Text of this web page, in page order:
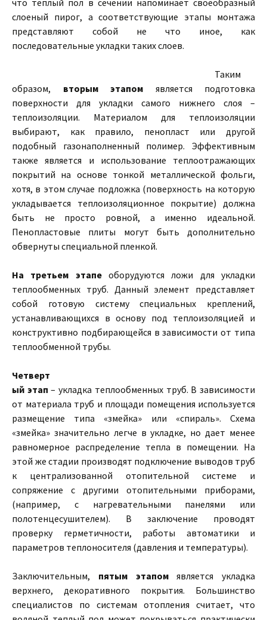
что теплый пол в сечении напоминает своеобразный
слоеный пирог, а соответствующие этапы монтажа
представляют собой не что иное, как
последовательные укладки таких слоев.
Таким
образом, вторым этапом является подготовка
поверхности для укладки самого нижнего слоя –
теплоизоляции. Материалом для теплоизоляции
выбирают, как правило, пенопласт или другой
подобный газонаполненный полимер. Эффективным
также является и использование теплоотражающих
покрытий на основе тонкой металлической фольги,
хотя, в этом случае подложка (поверхность на которую
укладывается теплоизоляционное покрытие) должна
быть не просто ровной, а именно идеальной.
Пенопластовые плиты могут быть дополнительно
обвернуты специальной пленкой.
На третьем этапеоборудуются ложи для укладки
теплообменных труб. Данный элемент представляет
собой готовую систему специальных креплений,
устанавливающихся в основу под теплоизоляцией и
конструктивно подбирающейся в зависимости от типа
теплообменной трубы.
Четверт
ый этап – укладка теплообменных труб. В зависимости
от материала труб и площади помещения используется
размещение типа «змейка» или «спираль». Схема
«змейка» значительно легче в укладке, но дает менее
равномерное распределение тепла в помещении. На
этой же стадии производят подключение выводов труб
к централизованной отопительной системе и
сопряжение с другими отопительными приборами,
(например, с нагревательными панелями или
полотенцесушителем). В заключение проводят
проверку герметичности, работы автоматики и
параметров теплоносителя (давления и температуры).
Заключительным, пятым этапомявляется укладка
верхнего, декоративного покрытия. Большинство
специалистов по системам отопления считает, что